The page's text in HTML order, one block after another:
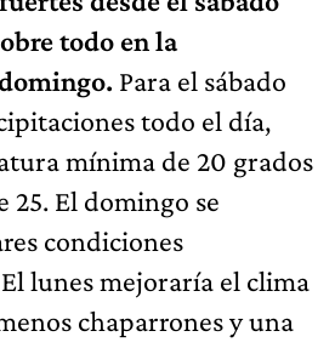
todo en la
Para el sábado
todo el día,
mínima de 20 grados
25. El domingo se
condiciones
lunes mejoraría el clima
chaparrones y una